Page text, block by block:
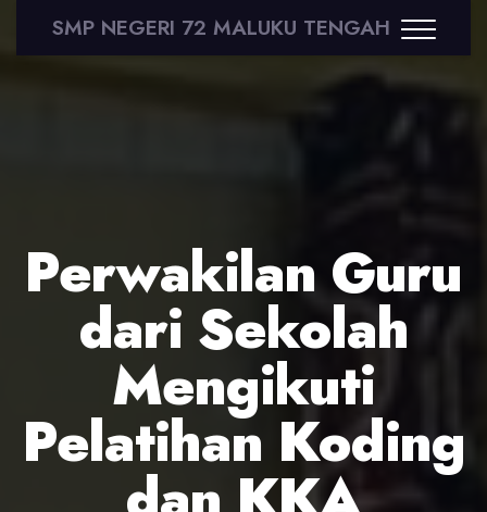
SMP NEGERI 72 MALUKU TENGAH
Perwakilan Guru
dari Sekolah
Mengikuti
Pelatihan Koding